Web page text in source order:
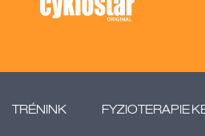
TRÉNINK FYZIOTERAPIE